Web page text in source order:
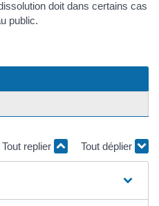
doit dans certains cas
public.
Tout replier Tout déplier